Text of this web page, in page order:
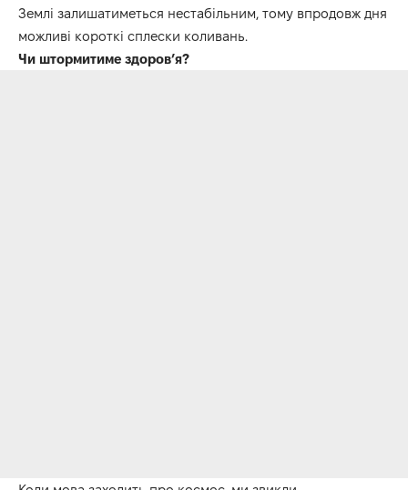
Землі залишатиметься нестабільним, тому впродовж дня
можливі короткі сплески коливань.
Чи штормитиме здоров’я?